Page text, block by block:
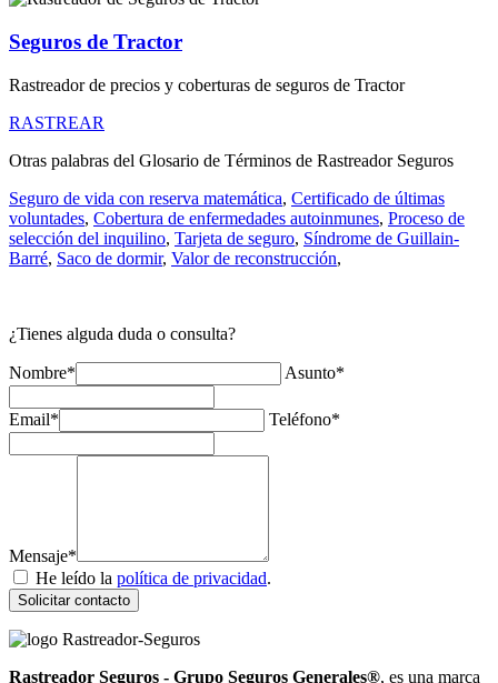
Seguros de Tractor
Rastreador de precios y coberturas de seguros de Tractor
RASTREAR
Otras palabras del Glosario de Términos de Rastreador Seguros
Seguro de vida con reserva matemática, Certificado de últimas
voluntades, Cobertura de enfermedades autoinmunes, Proceso de
selección del inquilino, Tarjeta de seguro, Síndrome de Guillain-
Barré, Saco de dormir, Valor de reconstrucción,
¿Tienes alguda duda o consulta?
Nombre* Asunto*
Email* Teléfono*
Mensaje*
He leído la política de privacidad.
Solicitar contacto
Rastreador Seguros - Grupo Seguros Generales®, es una marca